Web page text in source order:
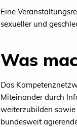
Eine
sexueller und
Was
Das
Miteinander durch
weiterzubilden sowie
bundesweit